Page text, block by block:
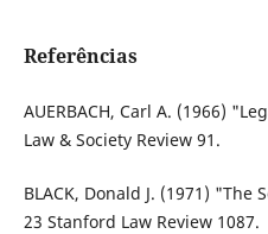
Referências
AUERBACH, Carl A. (1966)
Law & Society Review 91.
BLACK, Donald J. (1971)
23 Stanford Law Review 1087.